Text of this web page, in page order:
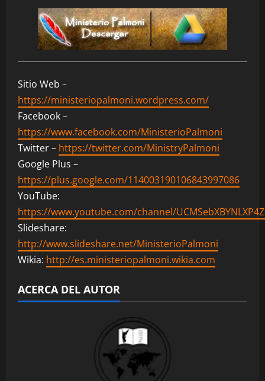
Sitio Web –
https://ministeriopalmoni.wordpress.com/
Facebook –
https://www.facebook.com/MinisterioPalmoni
Twitter – https://twitter.com/MinistryPalmoni
Google Plus –
https://plus.google.com/114003190106843997086
YouTube:
https://www.youtube.com/channel/
Slideshare:
http://www.slideshare.net/MinisterioPalmoni
Wikia: http://es.ministeriopalmoni.wikia.com
ACERCA DEL AUTOR